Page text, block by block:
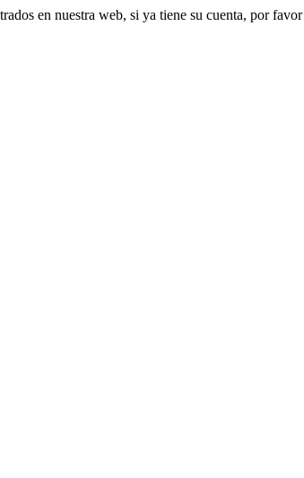
en nuestra web, si ya tiene su cuenta, por favor